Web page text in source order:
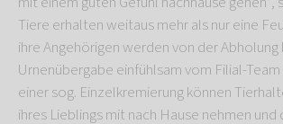
Tiere erhalten weitaus mehr als nur eine
ihre Angehörigen werden von der Abholung
Urnenübergabe einfühlsam vom Filial-
einer sog. Einzelkremierung können
ihres Lieblings mit nach Hause nehmen und